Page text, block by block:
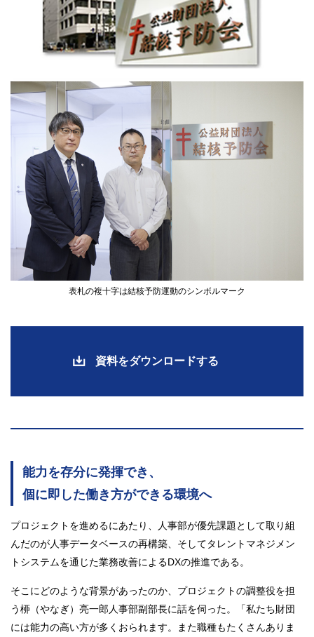
表札の複十字は結核予防運動のシンボルマーク
資料をダウンロードする
能力を存分に発揮でき、
個に即した働き方ができる環境へ
プロジェクトを進めるにあたり、人事部が優先課題として取り組
んだのが人事データベースの再構築、そしてタレントマネジメン
トシステムを通じた業務改善によるDXの推進である。
そこにどのような背景があったのか、プロジェクトの調整役を担
う桺（やなぎ）亮一郎人事部副部長に話を伺った。「私たち財団
には能力の高い方が多くおられます。また職種もたくさんありま